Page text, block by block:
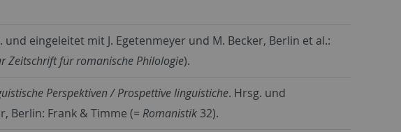
und eingeleitet mit J. Egetenmeyer und M. Becker, Berlin et al.:
Zeitschrift für romanische Philologie).
Perspektiven / Prospettive linguistiche. Hrsg. und
Berlin: Frank & Timme (= Romanistik32).